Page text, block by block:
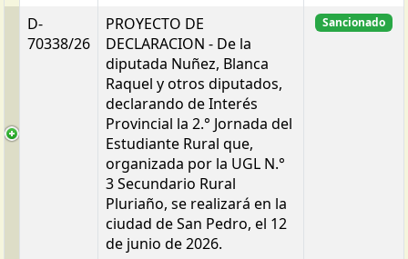
D-
70338/26
PROYECTO DE
DECLARACION - De la
diputada Nuñez, Blanca
Raquel y otros diputados,
declarando de Interés
Provincial la 2.° Jornada del
Estudiante Rural que,
organizada por la UGL N.°
3 Secundario Rural
Pluriaño, se realizará en la
ciudad de San Pedro, el 12
de junio de 2026.
Sancionado